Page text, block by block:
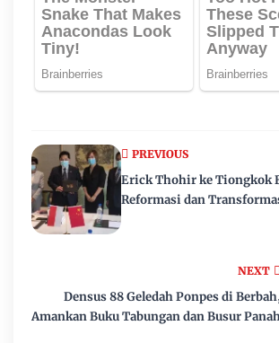
NEXT
Densus 88 Geledah Ponpes di
Amankan Buku Tabungan dan Busur
PREVIOUS
Erick Thohir ke Tiongkok
Reformasi dan